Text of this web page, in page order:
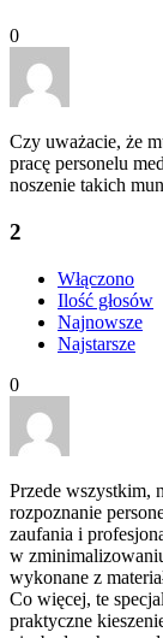
0
Czy uważacie, że
pracę personelu
noszenie takich
2
Włączono
Ilość głosów
Najnowsze
Najstarsze
0
Przede wszystkim,
rozpoznanie
zaufania i
w
wykonane z
Co więcej, te
praktyczne